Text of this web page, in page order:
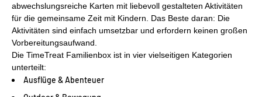
abwechslungsreiche Karten mit liebevoll gestalteten Aktivitäten
für die gemeinsame Zeit mit Kindern. Das Beste daran: Die
Aktivitäten sind einfach umsetzbar und erfordern keinen großen
Vorbereitungsaufwand.
Die TimeTreat Familienbox ist in vier vielseitigen Kategorien
unterteilt:
Ausflüge & Abenteuer